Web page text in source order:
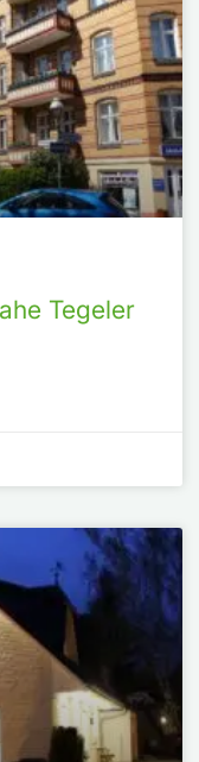
Tegeler